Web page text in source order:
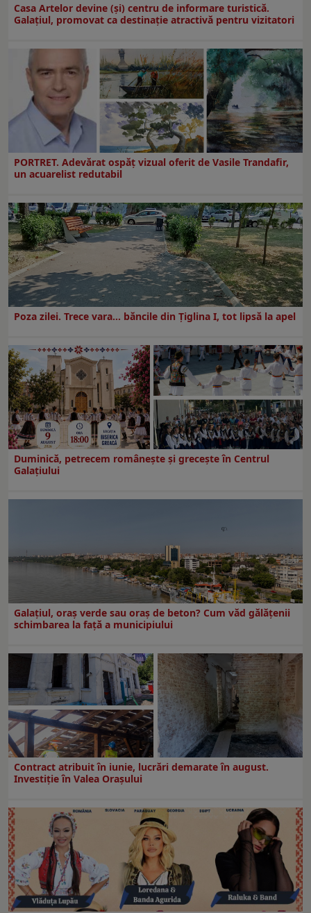
Casa Artelor devine (şi) centru de informare turistică.
Galaţiul, promovat ca destinaţie atractivă pentru vizitatori
PORTRET. Adevărat ospăț vizual oferit de Vasile Trandafir,
un acuarelist redutabil
Poza zilei. Trece vara… băncile din Ţiglina I, tot lipsă la apel
Duminică, petrecem româneşte şi greceşte în Centrul
Galaţiului
Galațiul, oraș verde sau oraș de beton? Cum văd gălățenii
schimbarea la față a municipiului
Contract atribuit în iunie, lucrări demarate în august.
Investiţie în Valea Oraşului